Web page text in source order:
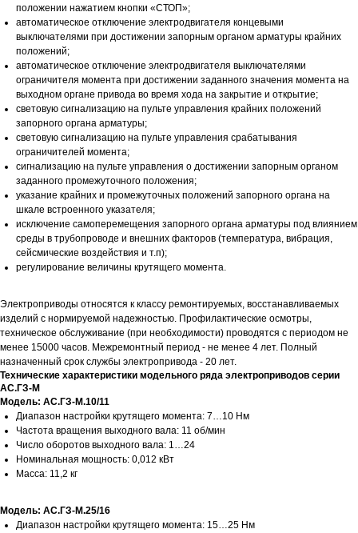
положении нажатием кнопки «СТОП»;
автоматическое отключение электродвигателя концевыми
выключателями при достижении запорным органом арматуры крайних
положений;
автоматическое отключение электродвигателя выключателями
ограничителя момента при достижении заданного значения момента на
выходном органе привода во время хода на закрытие и открытие;
световую сигнализацию на пульте управления крайних положений
запорного органа арматуры;
световую сигнализацию на пульте управления срабатывания
ограничителей момента;
сигнализацию на пульте управления о достижении запорным органом
заданного промежуточного положения;
указание крайних и промежуточных положений запорного органа на
шкале встроенного указателя;
исключение самоперемещения запорного органа арматуры под влиянием
среды в трубопроводе и внешних факторов (температура, вибрация,
сейсмические воздействия и т.п);
регулирование величины крутящего момента.
Электроприводы относятся к классу ремонтируемых, восстанавливаемых
изделий с нормируемой надежностью. Профилактические осмотры,
техническое обслуживание (при необходимости) проводятся с периодом не
менее 15000 часов. Межремонтный период - не менее 4 лет. Полный
назначенный срок службы электропривода - 20 лет.
Технические характеристики модельного ряда электроприводов серии
АС.ГЗ-М
Модель: АС.ГЗ-М.10/11
Диапазон настройки крутящего момента: 7…10 Нм
Частота вращения выходного вала: 11 об/мин
Число оборотов выходного вала: 1…24
Номинальная мощность: 0,012 кВт
Масса: 11,2 кг
Модель: АС.ГЗ-М.25/16
Диапазон настройки крутящего момента: 15…25 Нм
+7 (495) 068-11-55
info@tp-prom.ru
2016 - 2025 © ООО «ТЕХНОПРОМ»
Разработка сайтаЭТЕНШЕН
ПН - ПТ|09:00 - 18:00
109052, г. Москва,
Рязанский
проспект 3Б, помещ. 17/3